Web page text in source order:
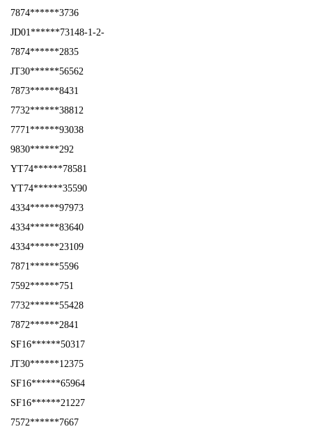
7874******3736
JD01******73148-1-2-
7874******2835
JT30******56562
7873******8431
7732******38812
7771******93038
9830******292
YT74******78581
YT74******35590
4334******97973
4334******83640
4334******23109
7871******5596
7592******751
7732******55428
7872******2841
SF16******50317
JT30******12375
SF16******65964
SF16******21227
7572******7667